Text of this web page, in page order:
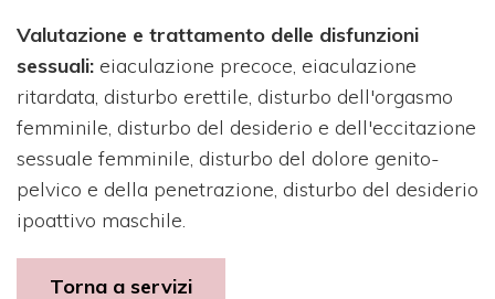
Valutazione e trattamento delle disfunzioni
sessuali: eiaculazione precoce, eiaculazione
ritardata, disturbo erettile, disturbo dell'orgasmo
femminile, disturbo del desiderio e dell'eccitazione
sessuale femminile, disturbo del dolore genito-
pelvico e della penetrazione, disturbo del desiderio
ipoattivo maschile.
Torna a servizi